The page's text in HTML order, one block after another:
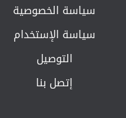
سياسة الخصوصية
سياسة الإستخدام
التوصيل
إتصل بنا